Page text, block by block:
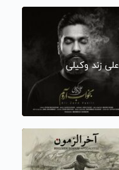
علی زند وکیلی